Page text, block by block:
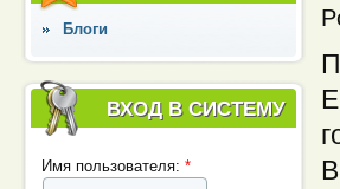
Блоги
ВХОД В СИСТЕМУ
Имя пользователя:*